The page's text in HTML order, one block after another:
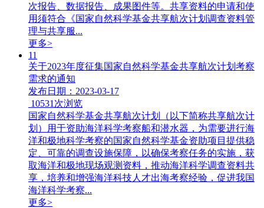
次报告、数据报告、成果图件等。共享资料的申请和使
用须符合《国家自然科学基金共享航次计划调查资料管
理与共享服...
更多>
11
关于2023年度征集国家自然科学基金共享航次计划考察
需求的通知
发布日期：2023-03-17
10531 次浏览
国家自然科学基金共享航次计划（以下简称共享航次计
划）用于资助海洋科学考察船和潜水器，为需要进行海
洋和极地科学考察的国家自然科学基金资助项目提供稳
定、可靠的调查设施保障，以确保考察任务的实施，获
取海洋和极地现场观测资料，推动海洋科学调查资料共
享，培养和增强海洋科技人才出海考察经验，促进我国
海洋科学考察...
更多>